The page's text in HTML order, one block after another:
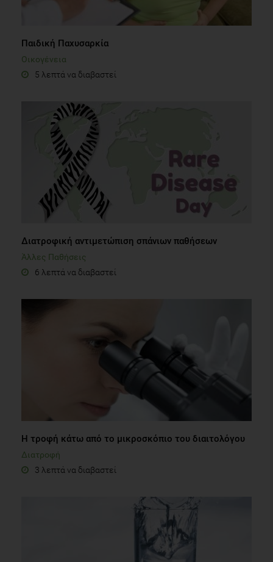
Παιδική Παχυσαρκία
Οικογένεια
5 λεπτά να διαβαστεί
Διατροφική αντιμετώπιση σπάνιων παθήσεων
Άλλες Παθήσεις
6 λεπτά να διαβαστεί
Η τροφή κάτω από το μικροσκόπιο του διαιτολόγου
Διατροφή
3 λεπτά να διαβαστεί